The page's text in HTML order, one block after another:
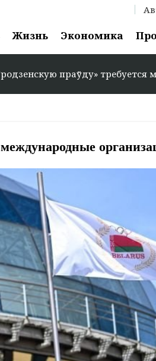
Жизнь Экономика
праўду» требуется